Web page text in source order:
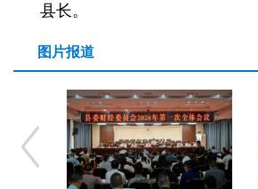
县长。
图片报道